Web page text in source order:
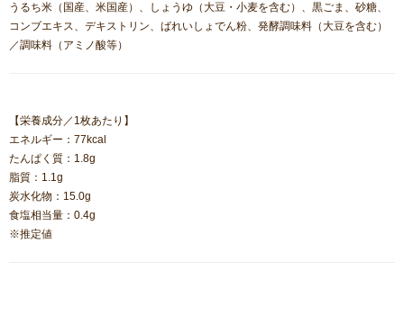
うるち米（国産、米国産）、しょうゆ（大豆・小麦を含む）、黒ごま、砂糖、
コンブエキス、デキストリン、ばれいしょでん粉、発酵調味料（大豆を含む）
／調味料（アミノ酸等）
【栄養成分／1枚あたり】
エネルギー：77kcal
たんぱく質：1.8g
脂質：1.1g
炭水化物：15.0g
食塩相当量：0.4g
※推定値